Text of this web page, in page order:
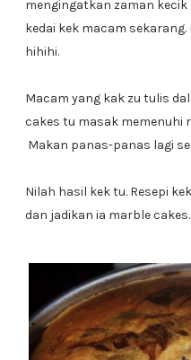
mengingatkan zaman kecik
kedai kek macam
hihihi.
Macam yang kak zu tulis
cakes tu masak memenuhi
Makan panas-panas lagi
Nilah hasil kek tu. Resepi kek
dan jadikan ia marble cakes.